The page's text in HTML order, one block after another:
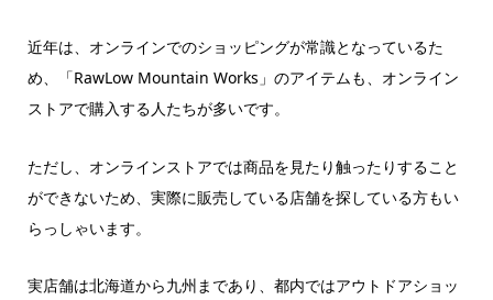
近年は、オンラインでのショッピングが常識となっているた
め、「RawLow Mountain Works」のアイテムも、オンライン
ストアで購入する人たちが多いです。
ただし、オンラインストアでは商品を見たり触ったりすること
ができないため、実際に販売している店舗を探している方もい
らっしゃいます。
実店舗は北海道から九州まであり、都内ではアウトドアショッ